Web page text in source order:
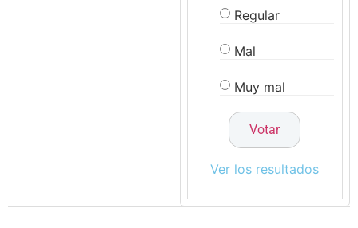
Regular
Mal
Muy mal
Ver los resultados